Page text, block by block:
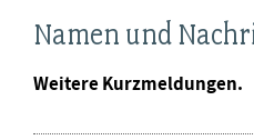
Namen und
Weitere Kurzmeldungen.